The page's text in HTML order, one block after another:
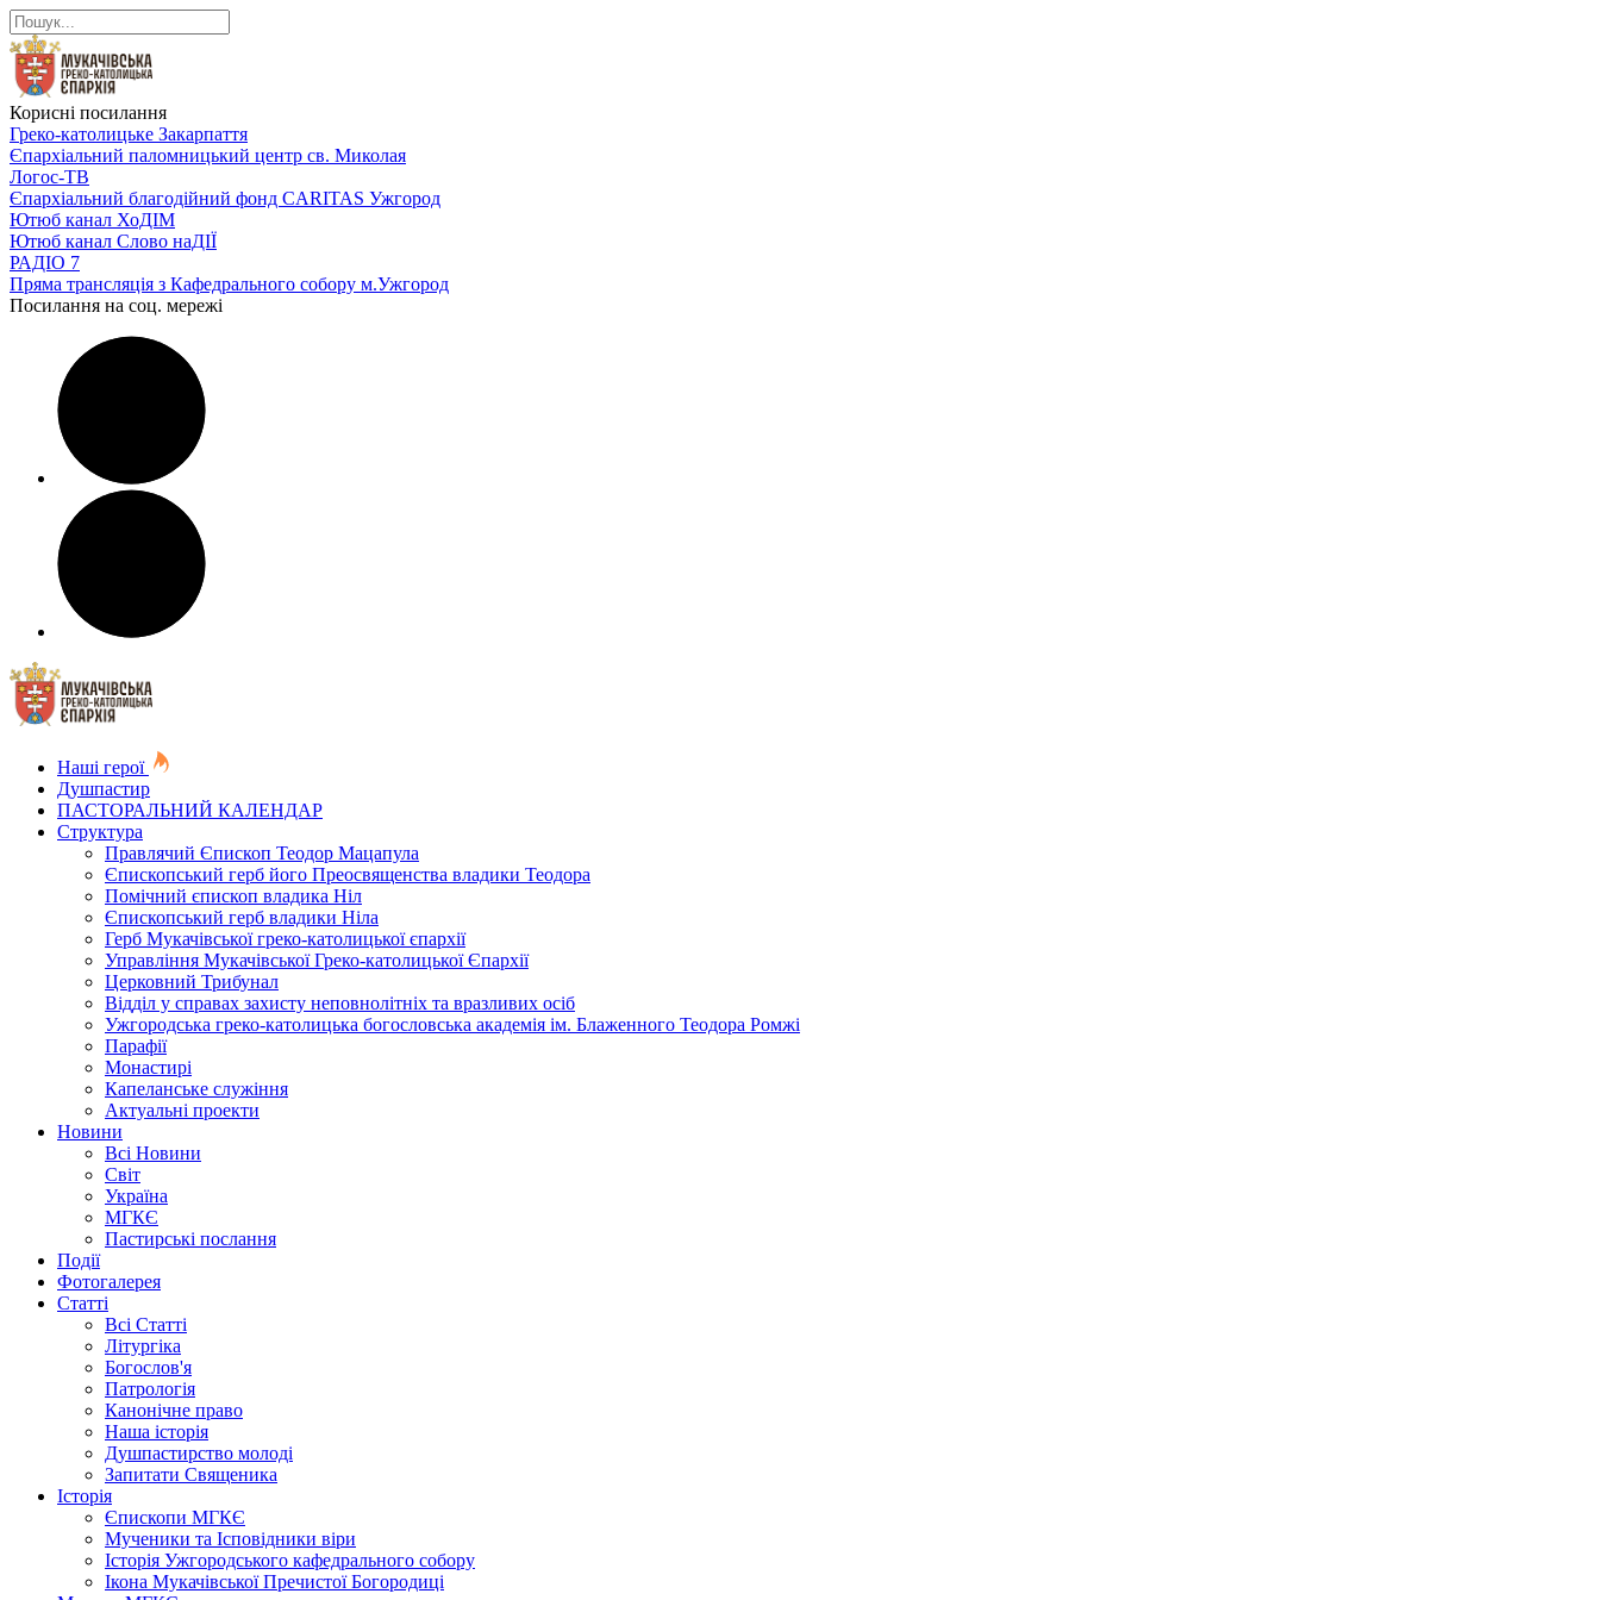
Корисні посилання
Греко-католицьке Закарпаття
Єпархіальний паломницький центр св. Миколая
Логос-ТВ
Єпархіальний благодійний фонд CARITAS Ужгород
Ютюб канал ХоДІМ
Ютюб канал Слово наДІЇ
РАДІО 7
Пряма трансляція з Кафедрального собору м.Ужгород
Посилання на соц. мережі
Наші герої
Душпастир
ПАСТОРАЛЬНИЙ КАЛЕНДАР
Структура
Правлячий Єпископ Теодор Мацапула
Єпископський герб його Преосвященства владики Теодора
Помічний єпископ владика Ніл
Єпископський герб владики Ніла
Герб Мукачівської греко-католицької єпархії
Управління Мукачівської Греко-католицької Єпархії
Церковний Трибунал
Відділ у справах захисту неповнолітніх та вразливих осіб
Ужгородська греко-католицька богословська академія ім. Блаженного Теодора Ромжі
Парафії
Монастирі
Капеланське служіння
Актуальні проекти
Новини
Всі Новини
Світ
Україна
МГКЄ
Пастирські послання
Події
Фотогалерея
Статті
Всі Статті
Літургіка
Богослов'я
Патрологія
Канонічне право
Наша історія
Душпастирство молоді
Запитати Священика
Історія
Єпископи МГКЄ
Мученики та Ісповідники віри
Історія Ужгородського кафедрального собору
Ікона Мукачівської Пречистої Богородиці